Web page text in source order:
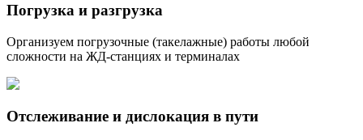
Погрузка и разгрузка
Организуем погрузочные (такелажные) работы любой
сложности на ЖД-станциях и терминалах
Отслеживание и дислокация в пути